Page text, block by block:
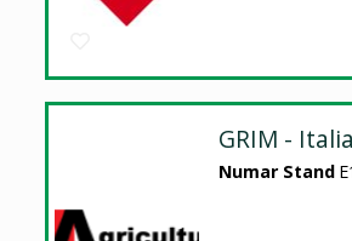
GRIM - Italia
Numar Stand